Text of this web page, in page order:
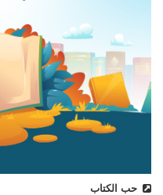
حب الكتاب